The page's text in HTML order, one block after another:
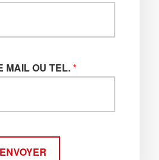
MAIL OU TEL.*
ENVOYER